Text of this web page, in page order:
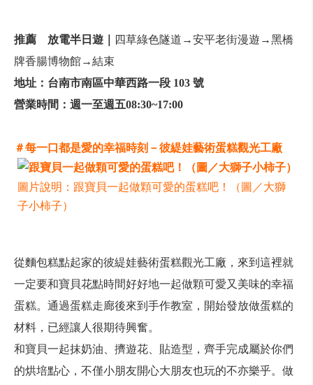
推薦 放電半日遊｜
四草綠色隧道→安平老街漫遊→黑橋
牌香腸博物館→結束
地址： 台南市南區中華西路一段 103 號
營業時間： 週一至週五08:30~17:00
＃每一口都是愛的幸福時刻－彼緹娃藝術蛋糕觀光工廠
圖片說明：跟寶貝一起做顆可愛的蛋糕吧！（圖／大獅
子小柿子）
從麵包糕點起家的彼緹娃藝術蛋糕觀光工廠，來到這裡就
一定要和寶貝花點時間好好地一起做顆可愛又美味的幸福
蛋糕。通過蛋糕走廊後來到手作教室，開始發放做蛋糕的
材料，已經讓人很期待興奮。
和寶貝一起抹奶油、擠遊花、貼造型，齊手完成屬於你們
的烘培點心，不僅小朋友開心大朋友也玩的不亦樂乎。做